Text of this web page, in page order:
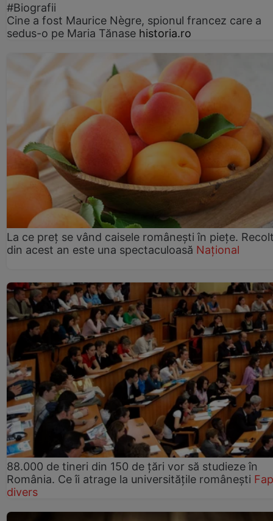
#Biografii
Cine a fost Maurice Nègre, spionul francez care a
sedus-o pe Maria Tănase historia.ro
La ce preț se vând caisele românești în piețe.
din acest an este una spectaculoasă Național
88.000 de tineri din 150 de țări vor să studieze în
România. Ce îi atrage la universitățile românești
divers